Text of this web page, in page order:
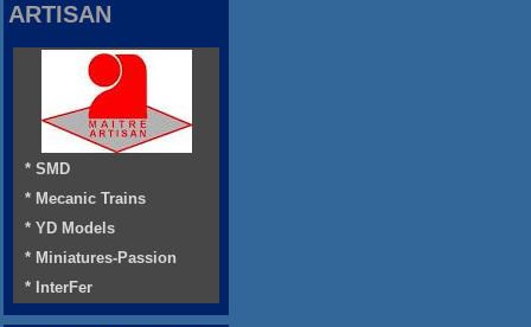
ARTISAN
* SMD
* Mecanic Trains
* YD Models
* Miniatures-Passion
* InterFer